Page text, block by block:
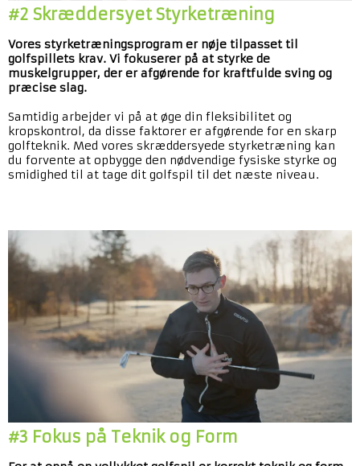
#2 Skræddersyet Styrketræning
Vores styrketræningsprogram er nøje tilpasset til
golfspillets krav. Vi fokuserer på at styrke de
muskelgrupper, der er afgørende for kraftfulde sving og
præcise slag.
Samtidig arbejder vi på at øge din fleksibilitet og
kropskontrol, da disse faktorer er afgørende for en skarp
golfteknik. Med vores skræddersyede styrketræning kan
du forvente at opbygge den nødvendige fysiske styrke og
smidighed til at tage dit golfspil til det næste niveau.
#3 Fokus på Teknik og Form